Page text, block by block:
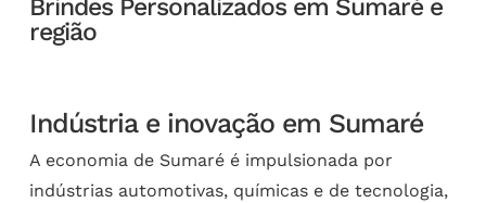
Brindes Personalizados em Sumaré e
região
Indústria e inovação em Sumaré
A economia de Sumaré é impulsionada por
indústrias automotivas, químicas e de tecnologia,